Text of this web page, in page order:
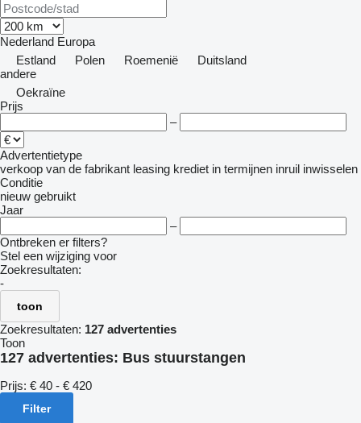
Nederland Europa
Estland
Polen Roemenië
Duitsland
andere
Oekraïne
Prijs
–
Advertentietype
verkoop van de fabrikant leasing krediet in termijnen inruil inwisselen
Conditie
nieuw gebruikt
Jaar
–
Ontbreken er filters?
Stel een wijziging voor
Zoekresultaten:
-
toon
Zoekresultaten: 127 advertenties
Toon
127 advertenties: Bus stuurstangen
Prijs: € 40 - € 420
Filter